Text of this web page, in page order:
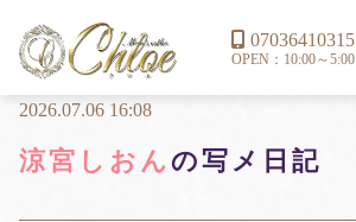
07036410315
OPEN：10:00～5:00
2026.07.06 16:08
涼宮しおんの写メ日記